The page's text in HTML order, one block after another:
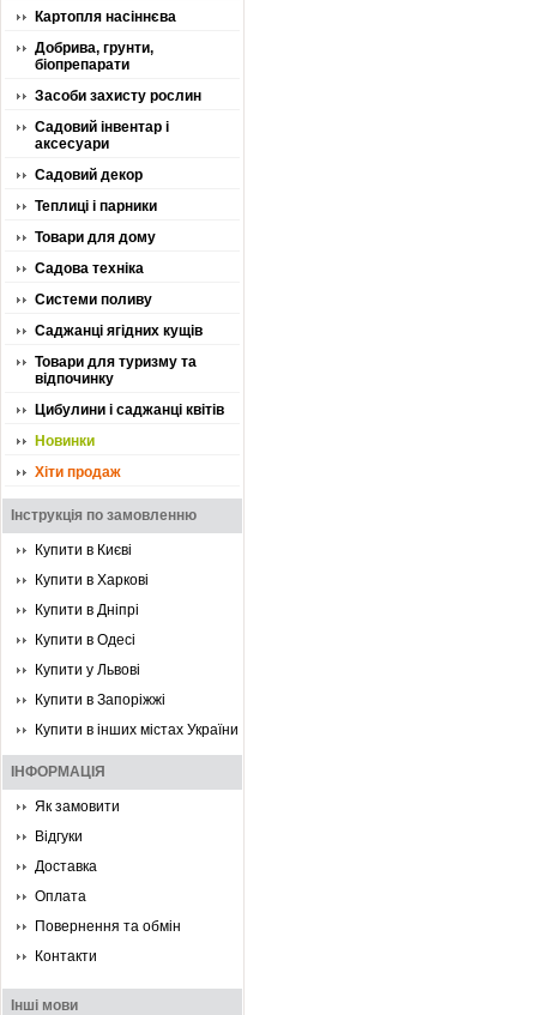
Картопля насіннєва
Добрива, грунти,
біопрепарати
Засоби захисту рослин
Садовий інвентар і
аксесуари
Садовий декор
Теплиці і парники
Товари для дому
Садова техніка
Системи поливу
Саджанці ягідних кущів
Товари для туризму та
відпочинку
Цибулини і саджанці квітів
Новинки
Хіти продаж
Інструкція по замовленню
Купити в Києві
Купити в Харкові
Купити в Дніпрі
Купити в Одесі
Купити у Львові
Купити в Запоріжжі
Купити в інших містах України
ІНФОРМАЦІЯ
Як замовити
Відгуки
Доставка
Оплата
Повернення та обмін
Контакти
Інші мови